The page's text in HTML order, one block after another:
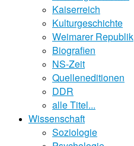
Kaiserreich
Kulturgeschichte
Weimarer Republik
Biografien
NS-Zeit
Quelleneditionen
DDR
alle Titel...
Wissenschaft
Soziologie